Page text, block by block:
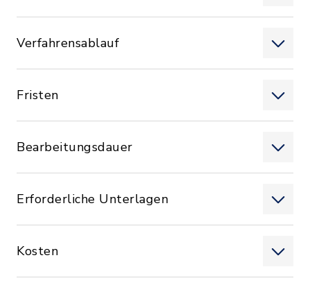
Verfahrensablauf
Fristen
Bearbeitungsdauer
Erforderliche Unterlagen
Kosten